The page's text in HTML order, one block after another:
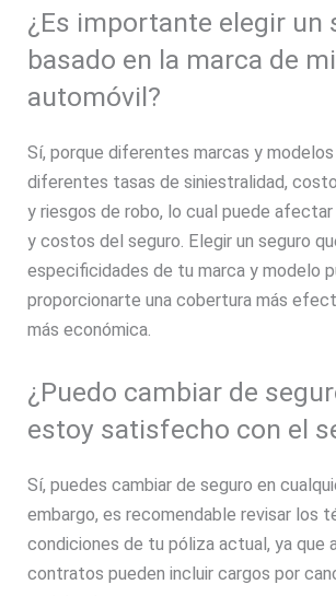
¿Es importante elegir un
basado en la marca de mi
automóvil?
Sí, porque diferentes marcas y
diferentes tasas de siniestralidad,
y riesgos de robo, lo cual puede
y costos del seguro. Elegir un seguro
especificidades de tu marca y modelo
proporcionarte una cobertura más
más económica.
¿Puedo cambiar de
estoy satisfecho con el
Sí, puedes cambiar de seguro en
embargo, es recomendable revisar los
condiciones de tu póliza actual, ya que
contratos pueden incluir cargos por